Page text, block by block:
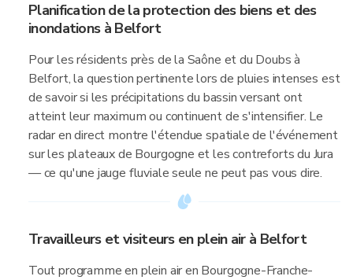
Planification de la protection des biens et des
inondations à Belfort
Pour les résidents près de la Saône et du Doubs à
Belfort, la question pertinente lors de pluies intenses est
de savoir si les précipitations du bassin versant ont
atteint leur maximum ou continuent de s'intensifier. Le
radar en direct montre l'étendue spatiale de l'événement
sur les plateaux de Bourgogne et les contreforts du Jura
— ce qu'une jauge fluviale seule ne peut pas vous dire.
Travailleurs et visiteurs en plein air à Belfort
Tout programme en plein air en Bourgogne-Franche-